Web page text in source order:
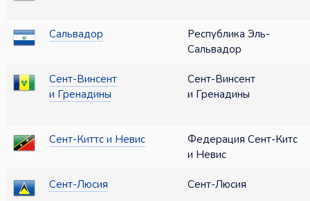
Сальвадор
Республика Эль-
Сальвадор
Сент-Винсент
и Гренадины
Сент-Винсент
и Гренадины
Сент-Киттс и Невис
Федерация Сент-Китс
и Невис
Сент-Люсия Сент-Люсия